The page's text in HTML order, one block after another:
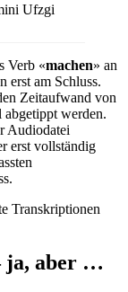
Ufzgi
Verb «machen» an
erst am Schluss.
Zeitaufwand von
abgetippt werden.
Audiodatei
erst vollständig
Transkriptionen
ja, aber …